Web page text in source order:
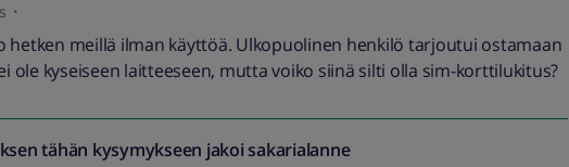
hetken meillä ilman käyttöä. Ulkopuolinen henkilö tarjoutui ostamaan
ole kyseiseen laitteeseen, mutta voiko siinä silti olla sim-korttilukitus?
tähän kysymykseen jakoisakarialanne